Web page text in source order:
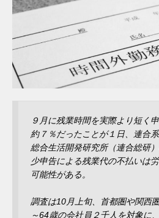
９月に残業時間を実際より短く
約７％だったことが１日、連合
総合生活開発研究所（連合総研
少申告による残業代の不払いは
可能性がある。
調査は10月上旬、首都圏や関西
～64歳の会社員２千人を対象に